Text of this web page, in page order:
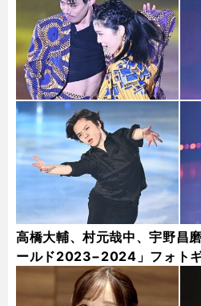
高橋大輔、村元哉中、宇野昌
ールド2023−2024」フォト